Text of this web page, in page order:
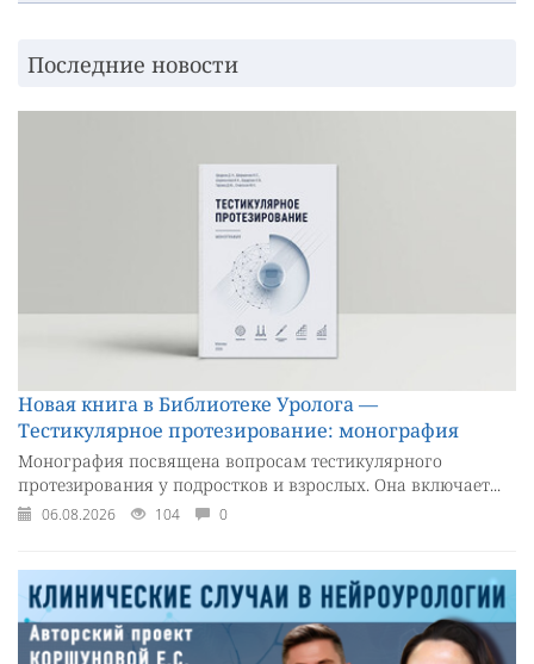
Последние новости
Новая книга в Библиотеке Уролога —
Тестикулярное протезирование: монография
Монография посвящена вопросам тестикулярного
протезирования у подростков и взрослых. Она включает...
06.08.2026 104 0